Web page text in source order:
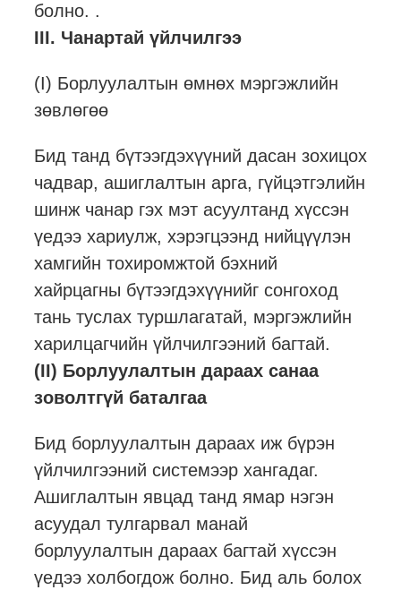
болно. .
III. Чанартай үйлчилгээ
(I) Борлуулалтын өмнөх мэргэжлийн
зөвлөгөө
Бид танд бүтээгдэхүүний дасан зохицох
чадвар, ашиглалтын арга, гүйцэтгэлийн
шинж чанар гэх мэт асуултанд хүссэн
үедээ хариулж, хэрэгцээнд нийцүүлэн
хамгийн тохиромжтой бэхний
хайрцагны бүтээгдэхүүнийг сонгоход
тань туслах туршлагатай, мэргэжлийн
харилцагчийн үйлчилгээний багтай.
(II) Борлуулалтын дараах санаа
зоволтгүй баталгаа
Бид борлуулалтын дараах иж бүрэн
үйлчилгээний системээр хангадаг.
Ашиглалтын явцад танд ямар нэгэн
асуудал тулгарвал манай
борлуулалтын дараах багтай хүссэн
үедээ холбогдож болно. Бид аль болох